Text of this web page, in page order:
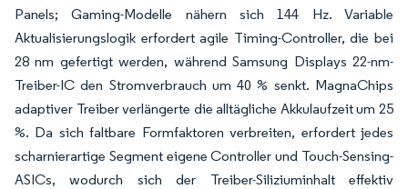
Panels; Gaming-Modelle nähern sich 144 Hz. Variable
Aktualisierungslogik erfordert agile Timing-Controller, die bei
28 nm gefertigt werden, während Samsung Displays 22-nm-
Treiber-IC den Stromverbrauch um 40 % senkt. MagnaChips
adaptiver Treiber verlängerte die alltägliche Akkulaufzeit um 25
%. Da sich faltbare Formfaktoren verbreiten, erfordert jedes
scharnierartige Segment eigene Controller und Touch-Sensing-
ASICs, wodurch sich der Treiber-Siliziuminhalt effektiv